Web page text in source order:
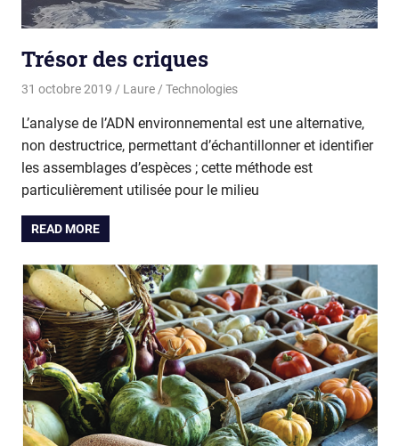
Trésor des criques
31 octobre 2019 Laure Technologies
L’analyse de l’ADN environnemental est une alternative,
non destructrice, permettant d’échantillonner et identifier
les assemblages d’espèces ; cette méthode est
particulièrement utilisée pour le milieu
READ MORE